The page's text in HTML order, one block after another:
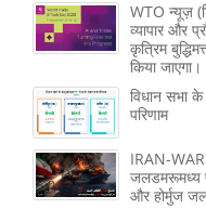
WTO न्यूज़
व्यापार और
कृत्रिम
किया जाएगा।
विधान सभा
परिणाम
IRAN-WAR
जलडमरूमध्य
और होर्मुज